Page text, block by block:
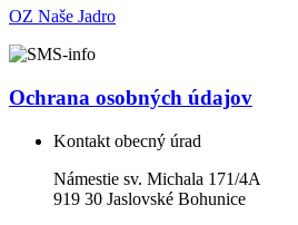
OZ Naše Jadro
Ochrana osobných údajov
Kontakt obecný úrad
Námestie sv. Michala 171/4A
919 30 Jaslovské Bohunice